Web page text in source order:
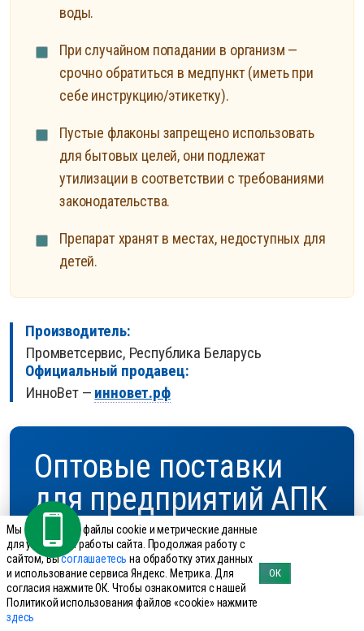
воды.
При случайном попадании в организм —
срочно обратиться в медпункт (иметь при
себе инструкцию/этикетку).
Пустые флаконы запрещено использовать
для бытовых целей, они подлежат
утилизации в соответствии с требованиями
законодательства.
Препарат хранят в местах, недоступных для
детей.
Производитель:
Промветсервис, Республика Беларусь
Официальный продавец:
ИнноВет — инновет.рф
Оптовые поставки
для предприятий АПК
Минимальный заказ:
от 10 000 руб.
Доставка до хозяйства:
Мы используем файлы cookie и метрические данные
для улучшения работы сайта. Продолжая работу с
сайтом, Высоглашаетесь на обработку этих данных
и использование сервиса Яндекс. Метрика. Для
согласия нажмите ОК. Чтобы ознакомится с нашей
Политикой использования файлов «cookie» нажмите
здесь
ОК